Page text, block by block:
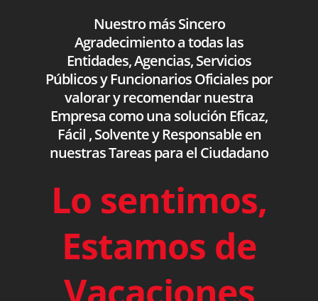
Nuestro más Sincero
Agradecimiento a todas las
Entidades, Agencias, Servicios
Públicos y Funcionarios Oficiales por
valorar y recomendar nuestra
Empresa como una solución Eficaz,
Fácil , Solvente y Responsable en
nuestras Tareas para el Ciudadano
Lo sentimos,
Estamos de
Vacaciones